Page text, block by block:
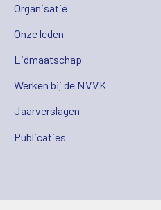
Organisatie
Onze leden
Lidmaatschap
Werken bij de NVVK
Jaarverslagen
Publicaties